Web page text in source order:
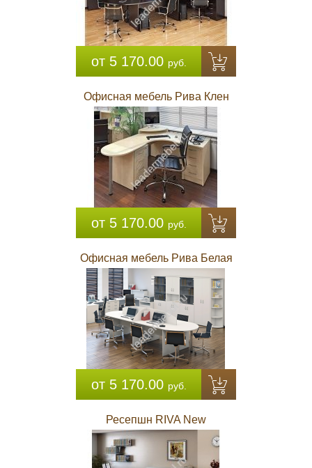
от 5 170.00 руб.
Офисная мебель Рива Клен
от 5 170.00 руб.
Офисная мебель Рива Белая
от 5 170.00 руб.
Ресепшн RIVA New